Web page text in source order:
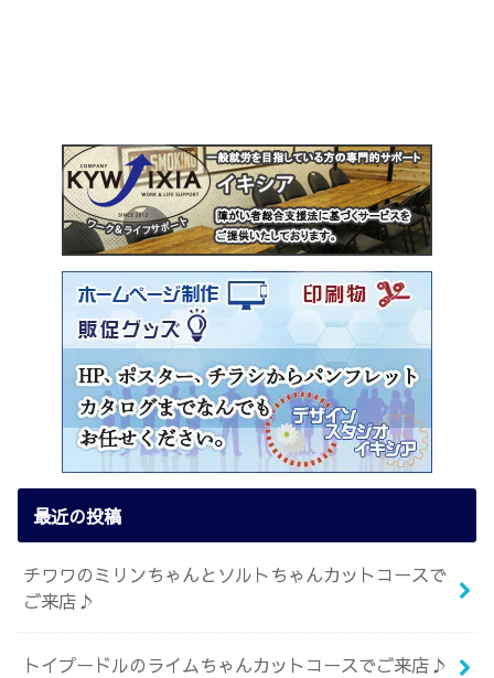
最近の投稿
チワワのミリンちゃんとソルトちゃんカットコースで
ご来店♪
トイプードルのライムちゃんカットコースでご来店♪